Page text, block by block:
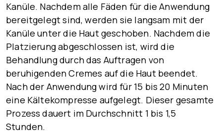
Kanüle. Nachdem alle Fäden für die Anwendung
bereitgelegt sind, werden sie langsam mit der
Kanüle unter die Haut geschoben. Nachdem die
Platzierung abgeschlossen ist, wird die
Behandlung durch das Auftragen von
beruhigenden Cremes auf die Haut beendet.
Nach der Anwendung wird für 15 bis 20 Minuten
eine Kältekompresse aufgelegt. Dieser gesamte
Prozess dauert im Durchschnitt 1 bis 1,5
Stunden.